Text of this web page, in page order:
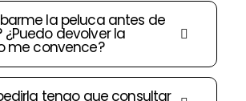
la peluca antes de
devolver la
me convence?
tengo que consultar